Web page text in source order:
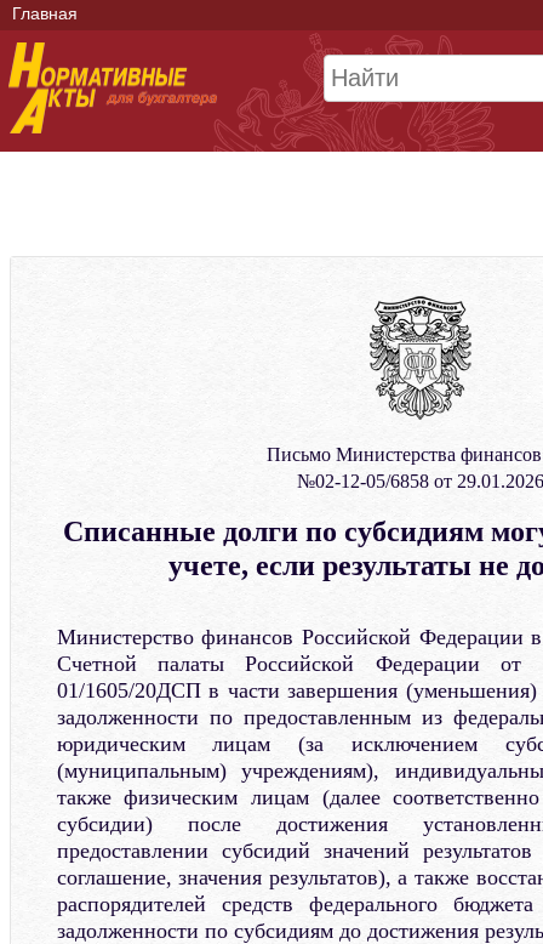
Главная
Письмо Министерства
№02-12-05/6858 от 29.01.2026
Списанные долги по субсидиям
учете, если результаты не
Министерство финансов Российской Федерации
Счетной палаты Российской Федерации
01/1605/20ДСП в части завершения (уменьшения)
задолженности по предоставленным из
юридическим лицам (за исключением
(муниципальным) учреждениям),
также физическим лицам (далее
субсидии) после достижения
предоставлении субсидий значений
соглашение, значения результатов), а также
распорядителей средств федерального
задолженности по субсидиям до достижения